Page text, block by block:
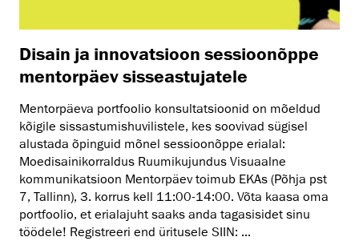
Disain ja innovatsioon sessioonõppe
mentorpäev sisseastujatele
Mentorpäeva portfoolio konsultatsioonid on mõeldud
kõigile sissastumishuvilistele, kes soovivad sügisel
alustada õpinguid mõnel sessioonõppe erialal:
Moedisainikorraldus Ruumikujundus Visuaalne
kommunikatsioon Mentorpäev toimub EKAs (Põhja pst
7, Tallinn), 3. korrus kell 11:00-14:00. Võta kaasa oma
portfoolio, et erialajuht saaks anda tagasisidet sinu
töödele! Registreeri end üritusele SIIN: ...